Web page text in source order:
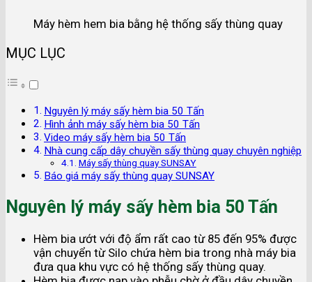
Máy hèm hem bia bằng hệ thống sấy thùng quay
MỤC LỤC
Nguyên lý máy sấy hèm bia 50 Tấn
Hình ảnh máy sấy hèm bia 50 Tấn
Video máy sấy hèm bia 50 Tấn
Nhà cung cấp dây chuyền sấy thùng quay chuyên nghiệp
Máy sấy thùng quay SUNSAY
Báo giá máy sấy thùng quay SUNSAY
Nguyên lý máy sấy hèm bia 50 Tấn
Hèm bia ướt với độ ẩm rất cao từ 85 đến 95% được
vận chuyển từ Silo chứa hèm bia trong nhà máy bia
đưa qua khu vực có hệ thống sấy thùng quay.